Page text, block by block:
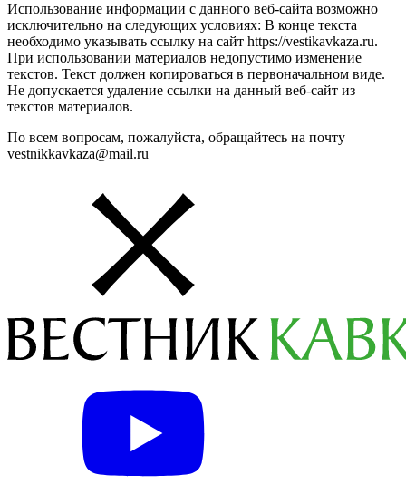
Использование информации с данного веб-сайта возможно
исключительно на следующих условиях: В конце текста
необходимо указывать ссылку на сайт https://vestikavkaza.ru.
При использовании материалов недопустимо изменение
текстов. Текст должен копироваться в первоначальном виде.
Не допускается удаление ссылки на данный веб-сайт из
текстов материалов.
По всем вопросам, пожалуйста, обращайтесь на почту
vestnikkavkaza@mail.ru